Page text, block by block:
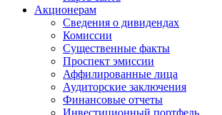
Акционерам
Сведения о дивидендах
Комиссии
Существенные факты
Проспект эмиссии
Аффилированные лица
Аудиторские заключения
Финансовые отчеты
Инвестиционный портфель